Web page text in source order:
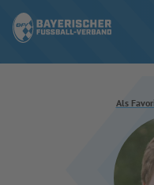
ERGEBNISSE &
Als